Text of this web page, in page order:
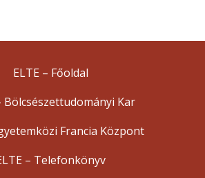
ELTE – Főoldal
Bölcsészettudományi Kar
Francia Központ
– Telefonkönyv